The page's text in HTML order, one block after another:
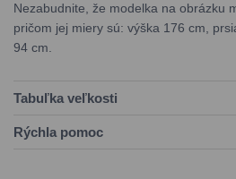
Nezabudnite, že modelka na obrázku
pričom jej miery sú: výška 176 cm,
94 cm.
Tabuľka veľkosti
Rýchla pomoc